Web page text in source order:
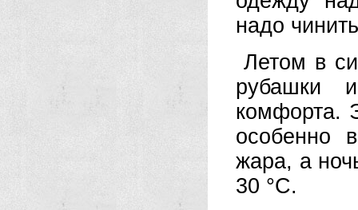
надо
Летом в
рубашки
комфорта.
особенно
жара, а
30 °С.